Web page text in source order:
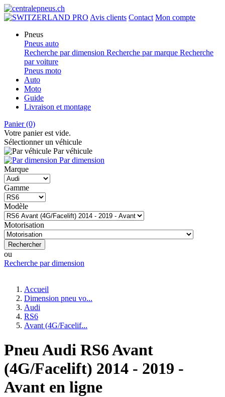
PRO Avis clients Contact Mon compte
Pneus
Pneus auto
Recherche par dimension Recherche par marque Recherche
par voiture
Pneus moto
Auto
Moto
Guide
Livraison et montage
Panier (0)
Votre panier est vide.
Sélectionner un véhicule
Par véhicule
Par dimension
Marque
Gamme
Modèle
Motorisation
Rechercher
ou
Recherche par dimension
Accueil
Dimension pneu vo...
Audi
RS6
Avant (4G/Facelif...
Pneu Audi RS6 Avant
(4G/Facelift) 2014 - 2019 -
Avant en ligne